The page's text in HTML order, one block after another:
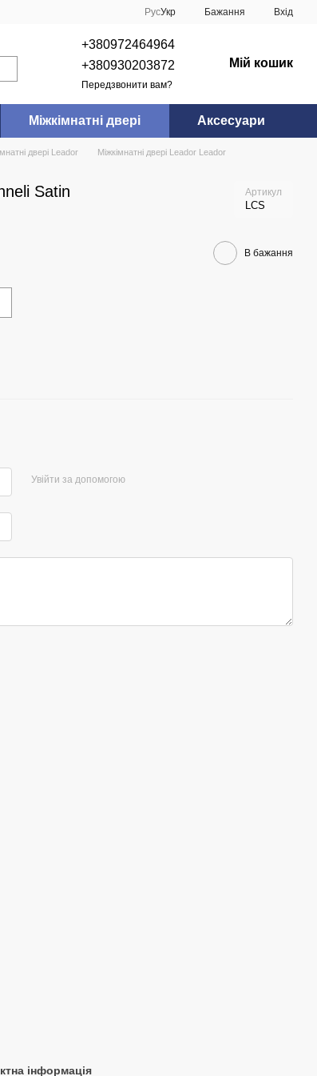
РусУкр Бажання Вхід
+380972464964
+380930203872
Передзвонити вам?
Мій кошик
Міжкімнатні двері Аксесуари
двері Leador
Міжкімнатні двері Leador Leador
Satin Артикул
LCS
В бажання
Увійти за допомогою
інформація